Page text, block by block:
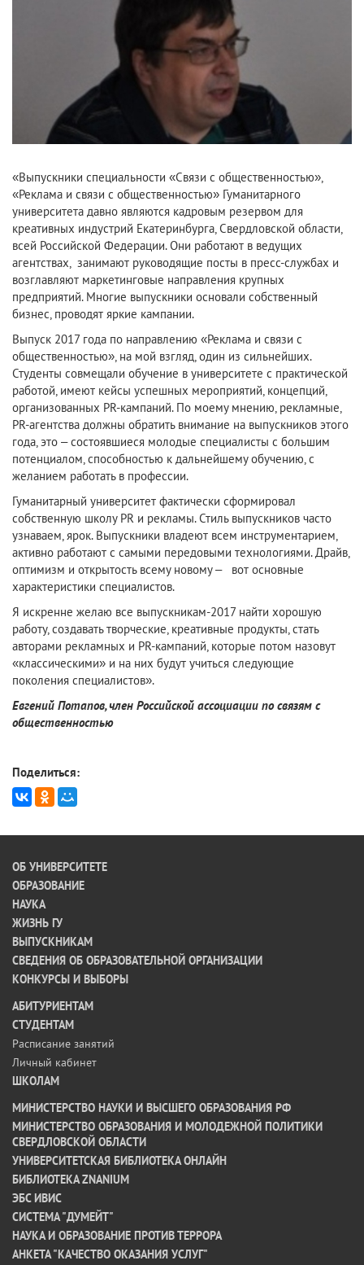
«Выпускники специальности «Связи с общественностью»,
«Реклама и связи с общественностью» Гуманитарного
университета давно являются кадровым резервом для
креативных индустрий Екатеринбурга, Свердловской области,
всей Российской Федерации. Они работают в ведущих
агентствах, занимают руководящие посты в пресс-службах и
возглавляют маркетинговые направления крупных
предприятий. Многие выпускники основали собственный
бизнес, проводят яркие кампании.
Выпуск 2017 года по направлению «Реклама и связи с
общественностью», на мой взгляд, один из сильнейших.
Студенты совмещали обучение в университете с практической
работой, имеют кейсы успешных мероприятий, концепций,
организованных PR-кампаний. По моему мнению, рекламные,
PR-агентства должны обратить внимание на выпускников этого
года, это – состоявшиеся молодые специалисты с большим
потенциалом, способностью к дальнейшему обучению, с
желанием работать в профессии.
Гуманитарный университет фактически сформировал
собственную школу PR и рекламы. Стиль выпускников часто
узнаваем, ярок. Выпускники владеют всем инструментарием,
активно работают с самыми передовыми технологиями. Драйв,
оптимизм и открытость всему новому – вот основные
характеристики специалистов.
Я искренне желаю все выпускникам-2017 найти хорошую
работу, создавать творческие, креативные продукты, стать
авторами рекламных и PR-кампаний, которые потом назовут
«классическими» и на них будут учиться следующие
поколения специалистов».
Евгений Потапов, член Российской ассоциации по связям с
общественностью
Поделиться:
ОБ УНИВЕРСИТЕТЕ
ОБРАЗОВАНИЕ
НАУКА
ЖИЗНЬ ГУ
ВЫПУСКНИКАМ
СВЕДЕНИЯ ОБ ОБРАЗОВАТЕЛЬНОЙ ОРГАНИЗАЦИИ
КОНКУРСЫ И ВЫБОРЫ
АБИТУРИЕНТАМ
СТУДЕНТАМ
Расписание занятий
Личный кабинет
ШКОЛАМ
МИНИСТЕРСТВО НАУКИ И ВЫСШЕГО ОБРАЗОВАНИЯ РФ
МИНИСТЕРСТВО ОБРАЗОВАНИЯ И МОЛОДЕЖНОЙ ПОЛИТИКИ
СВЕРДЛОВСКОЙ ОБЛАСТИ
УНИВЕРСИТЕТСКАЯ БИБЛИОТЕКА ОНЛАЙН
БИБЛИОТЕКА ZNANIUM
ЭБС ИВИС
СИСТЕМА "ДУМЕЙТ"
НАУКА И ОБРАЗОВАНИЕ ПРОТИВ ТЕРРОРА
АНКЕТА "КАЧЕСТВО ОКАЗАНИЯ УСЛУГ"